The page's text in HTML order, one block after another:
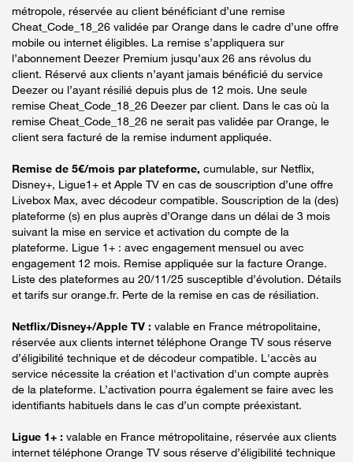
métropole, réservée au client bénéficiant d’une remise
Cheat_Code_18_26 validée par Orange dans le cadre d’une offre
mobile ou internet éligibles. La remise s’appliquera sur
l’abonnement Deezer Premium jusqu’aux 26 ans révolus du
client. Réservé aux clients n’ayant jamais bénéficié du service
Deezer ou l’ayant résilié depuis plus de 12 mois. Une seule
remise Cheat_Code_18_26 Deezer par client. Dans le cas où la
remise Cheat_Code_18_26 ne serait pas validée par Orange, le
client sera facturé de la remise indument appliquée.
Remise de 5€/mois par plateforme, cumulable, sur Netflix,
Disney+, Ligue1+ et Apple TV en cas de souscription d’une offre
Livebox Max, avec décodeur compatible. Souscription de la (des)
plateforme (s) en plus auprès d’Orange dans un délai de 3 mois
suivant la mise en service et activation du compte de la
plateforme. Ligue 1+ : avec engagement mensuel ou avec
engagement 12 mois. Remise appliquée sur la facture Orange.
Liste des plateformes au 20/11/25 susceptible d’évolution. Détails
et tarifs sur orange.fr. Perte de la remise en cas de résiliation.
Netflix/Disney+/Apple TV : valable en France métropolitaine,
réservée aux clients internet téléphone Orange TV sous réserve
d’éligibilité technique et de décodeur compatible. L'accès au
service nécessite la création et l'activation d'un compte auprès
de la plateforme. L’activation pourra également se faire avec les
identifiants habituels dans le cas d’un compte préexistant.
Ligue 1+ : valable en France métropolitaine, réservée aux clients
internet téléphone Orange TV sous réserve d’éligibilité technique